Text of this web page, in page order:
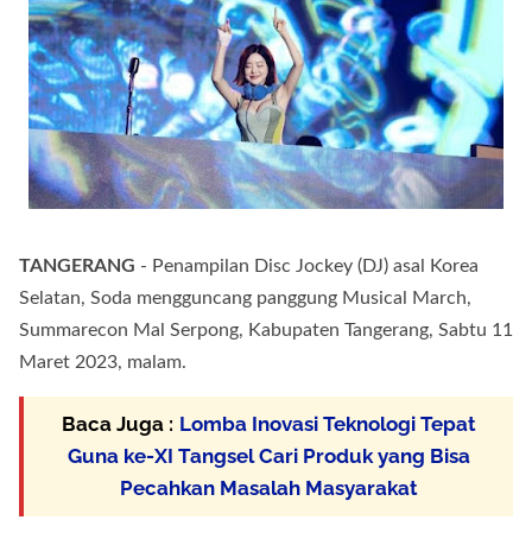
TANGERANG - Penampilan Disc Jockey (DJ) asal Korea
Selatan, Soda mengguncang panggung Musical March,
Summarecon Mal Serpong, Kabupaten Tangerang, Sabtu 11
Maret 2023, malam.
Baca Juga : Lomba Inovasi Teknologi Tepat
Guna ke-XI Tangsel Cari Produk yang Bisa
Pecahkan Masalah Masyarakat